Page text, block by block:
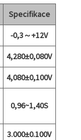
Specifikace
-0,3～+12V
4,280±0,080V
4,080±0,100V
0,96~1,40S
3.000±0.100V